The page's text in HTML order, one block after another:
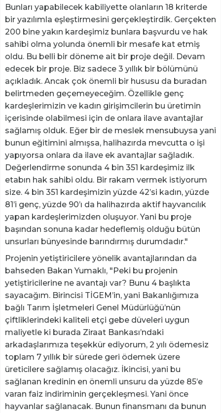
Bunları yapabilecek kabiliyette olanların 18 kriterde
bir yazılımla eşleştirmesini gerçekleştirdik. Gerçekten
200 bine yakın kardeşimiz bunlara başvurdu ve hak
sahibi olma yolunda önemli bir mesafe kat etmiş
oldu. Bu belli bir döneme ait bir proje değil. Devam
edecek bir proje. Biz sadece 3 yıllık bir bölümünü
açıkladık. Ancak çok önemli bir hususu da buradan
belirtmeden geçemeyeceğim. Özellikle genç
kardeşlerimizin ve kadın girişimcilerin bu üretimin
içerisinde olabilmesi için de onlara ilave avantajlar
sağlamış olduk. Eğer bir de meslek mensubuysa yani
bunun eğitimini almışsa, halihazırda mevcutta o işi
yapıyorsa onlara da ilave ek avantajlar sağladık.
Değerlendirme sonunda 4 bin 351 kardeşimiz ilk
etabın hak sahibi oldu. Bir rakam vermek istiyorum
size. 4 bin 351 kardeşimizin yüzde 42’si kadın, yüzde
81’i genç, yüzde 90’ı da halihazırda aktif hayvancılık
yapan kardeşlerimizden oluşuyor. Yani bu proje
başından sonuna kadar hedeflemiş olduğu bütün
unsurları bünyesinde barındırmış durumdadır."
Projenin yetiştiricilere yönelik avantajlarından da
bahseden Bakan Yumaklı, "Peki bu projenin
yetiştiricilerine ne avantajı var? Bunu 4 başlıkta
sayacağım. Birincisi TİGEM’in, yani Bakanlığımıza
bağlı Tarım İşletmeleri Genel Müdürlüğü’nün
çiftliklerindeki kaliteli etçi gebe düveleri uygun
maliyetle ki burada Ziraat Bankası’ndaki
arkadaşlarımıza teşekkür ediyorum, 2 yılı ödemesiz
toplam 7 yıllık bir sürede geri ödemek üzere
üreticilere sağlamış olacağız. İkincisi, yani bu
sağlanan kredinin en önemli unsuru da yüzde 85’e
varan faiz indiriminin gerçekleşmesi. Yani önce
hayvanlar sağlanacak. Bunun finansmanı da bunun